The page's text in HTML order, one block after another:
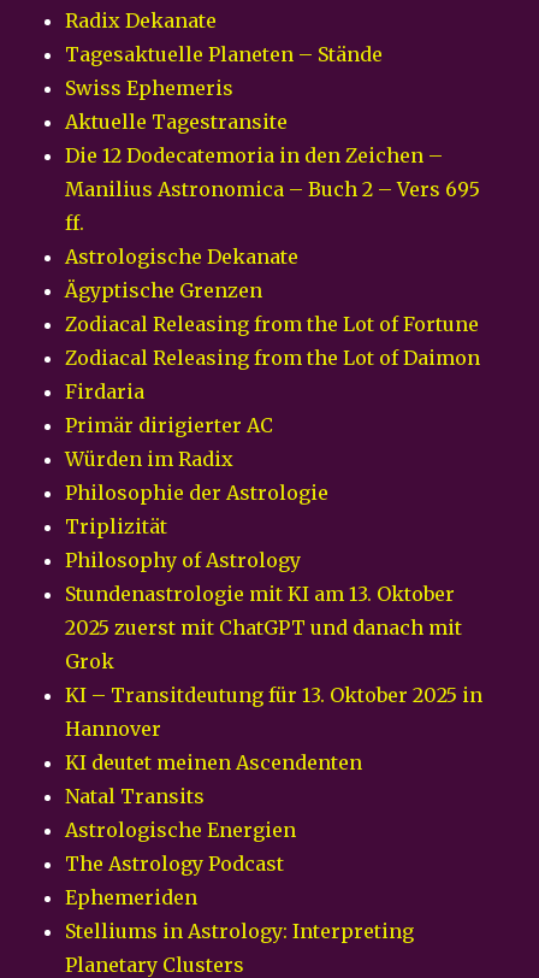
Radix Dekanate
Tagesaktuelle Planeten – Stände
Swiss Ephemeris
Aktuelle Tagestransite
Die 12 Dodecatemoria in den Zeichen –
Manilius Astronomica – Buch 2 – Vers 695
ff.
Astrologische Dekanate
Ägyptische Grenzen
Zodiacal Releasing from the Lot of Fortune
Zodiacal Releasing from the Lot of Daimon
Firdaria
Primär dirigierter AC
Würden im Radix
Philosophie der Astrologie
Triplizität
Philosophy of Astrology
Stundenastrologie mit KI am 13. Oktober
2025 zuerst mit ChatGPT und danach mit
Grok
KI – Transitdeutung für 13. Oktober 2025 in
Hannover
KI deutet meinen Ascendenten
Natal Transits
Astrologische Energien
The Astrology Podcast
Ephemeriden
Stelliums in Astrology: Interpreting
Planetary Clusters